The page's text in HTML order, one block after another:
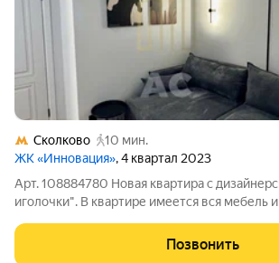
Сколково
10 мин.
ЖК «Инновация», 4 квартал 2023
Арт. 108884780 Новая квартира с
иголочки". В квартире имеется вся мебель
класса, который находится в престижном
Москвы и г. Одинцово, всего
Позвонить